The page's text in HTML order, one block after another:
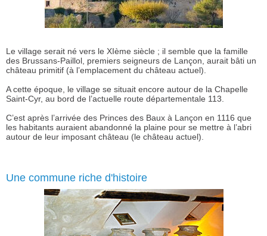
Le village serait né vers le XIème siècle ; il semble que la famille
des Brussans-Paillol, premiers seigneurs de Lançon, aurait bâti un
château primitif (à l’emplacement du château actuel).
A cette époque, le village se situait encore autour de la Chapelle
Saint-Cyr, au bord de l’actuelle route départementale 113.
C’est après l’arrivée des Princes des Baux à Lançon en 1116 que
les habitants auraient abandonné la plaine pour se mettre à l’abri
autour de leur imposant château (le château actuel).
Une commune riche d'histoire